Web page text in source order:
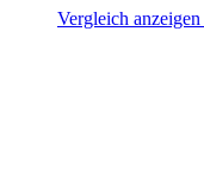
Vergleich anzeigen